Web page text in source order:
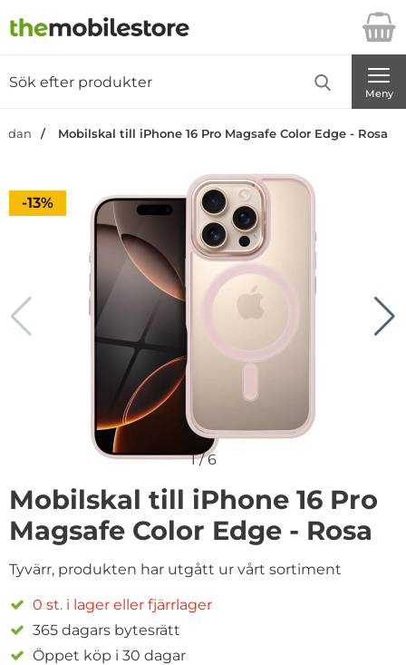
Startsidan för Danira Telecom AB
Meny
Mobilskal till iPhone 16 Pro Magsafe Color Edge - Rosa
Priset är nedsatt med
-13%
1/6
Mobilskal till iPhone 16 Pro
Magsafe Color Edge - Rosa
Tyvärr, produkten har utgått ur vårt sortiment
0 st. i lager eller fjärrlager
365 dagars bytesrätt
Öppet köp i 30 dagar